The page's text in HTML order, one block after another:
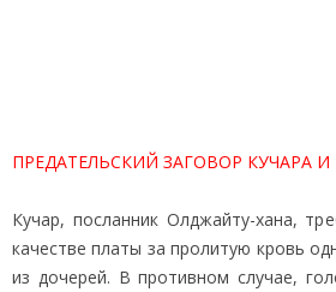
ПРЕДАТЕЛЬСКИЙ ЗАГОВОР КУЧАРА И
Кучар, посланник Олджайту-хана,
качестве платы за пролитую кровь
из дочерей. В противном случае,